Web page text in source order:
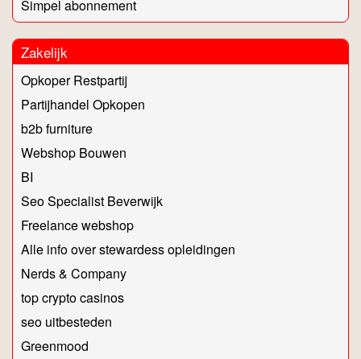
Simpel abonnement
Zakelijk
Opkoper Restpartij
Partijhandel Opkopen
b2b furniture
Webshop Bouwen
BI
Seo Specialist Beverwijk
Freelance webshop
Alle info over stewardess opleidingen
Nerds & Company
top crypto casinos
seo uitbesteden
Greenmood